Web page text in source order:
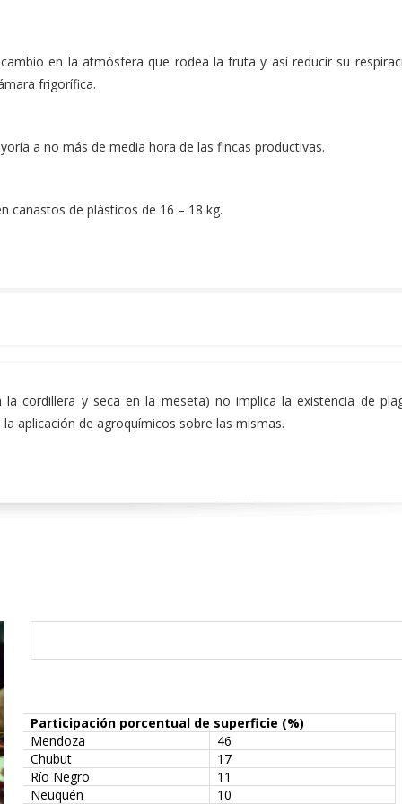
en la atmósfera que rodea la fruta y así reducir su
frigorífica.
a no más de media hora de las fincas productivas.
canastos de plásticos de 16 – 18 kg.
la cordillera y seca en la meseta) no implica la existencia de
aplicación de agroquímicos sobre las mismas.
Participación porcentual de superficie (%)
Mendoza
46
Chubut
17
Río Negro
11
Neuquén
10